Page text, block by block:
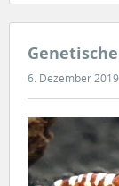
6. Dezember 2019